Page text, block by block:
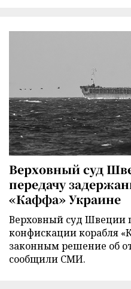
Верховный суд
передачу
«Каффа» Украине
Верховный суд Швеции
конфискации корабля
законным решение об
сообщили СМИ.